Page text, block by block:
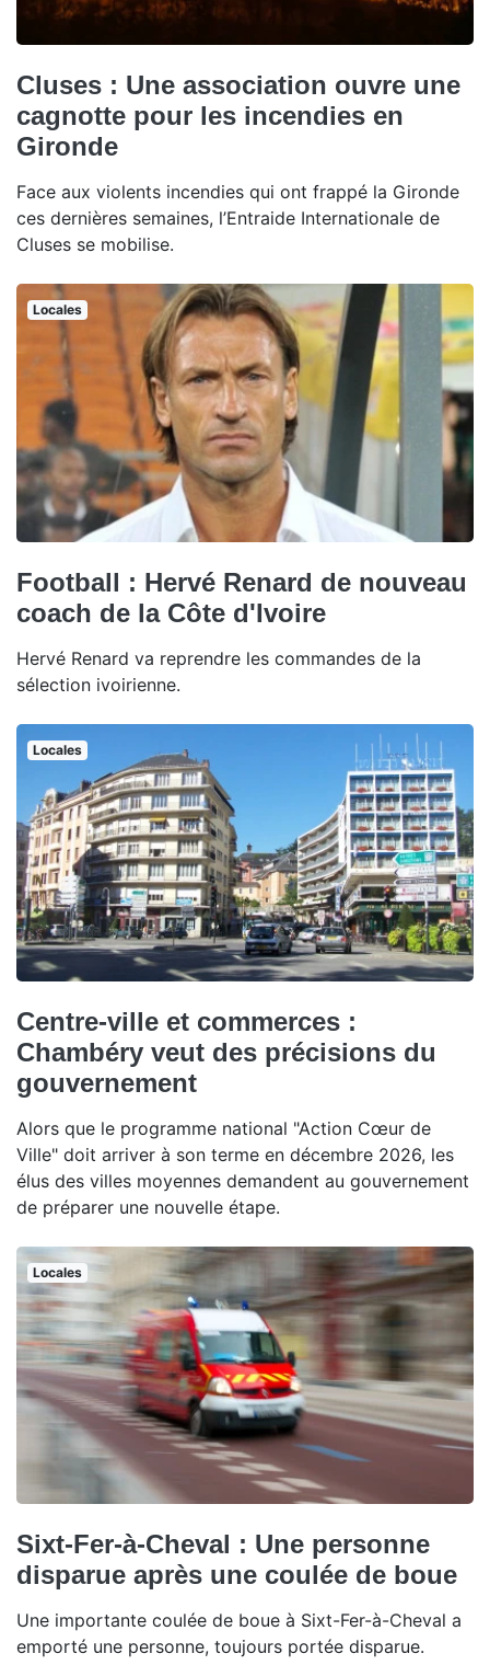
Cluses : Une association ouvre une
cagnotte pour les incendies en
Gironde
Face aux violents incendies qui ont frappé la Gironde
ces dernières semaines, l’Entraide Internationale de
Cluses se mobilise.
Locales
Football : Hervé Renard de nouveau
coach de la Côte d'Ivoire
Hervé Renard va reprendre les commandes de la
sélection ivoirienne.
Locales
Centre-ville et commerces :
Chambéry veut des précisions du
gouvernement
Alors que le programme national "Action Cœur de
Ville" doit arriver à son terme en décembre 2026, les
élus des villes moyennes demandent au gouvernement
de préparer une nouvelle étape.
Locales
Sixt-Fer-à-Cheval : Une personne
disparue après une coulée de boue
Une importante coulée de boue à Sixt-Fer-à-Cheval a
emporté une personne, toujours portée disparue.